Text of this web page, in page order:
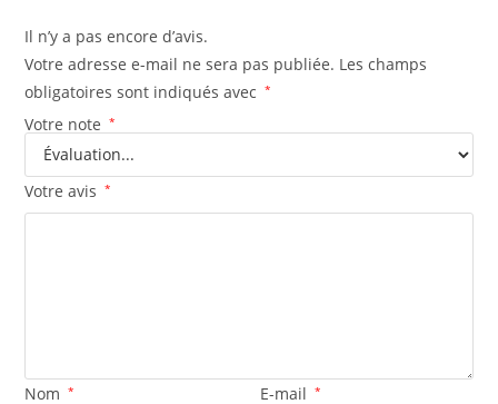
Il n’y a pas encore d’avis.
Votre adresse e-mail ne sera pas publiée. Les champs
obligatoires sont indiqués avec
*
Votre note *
Votre avis *
Nom * E-mail *